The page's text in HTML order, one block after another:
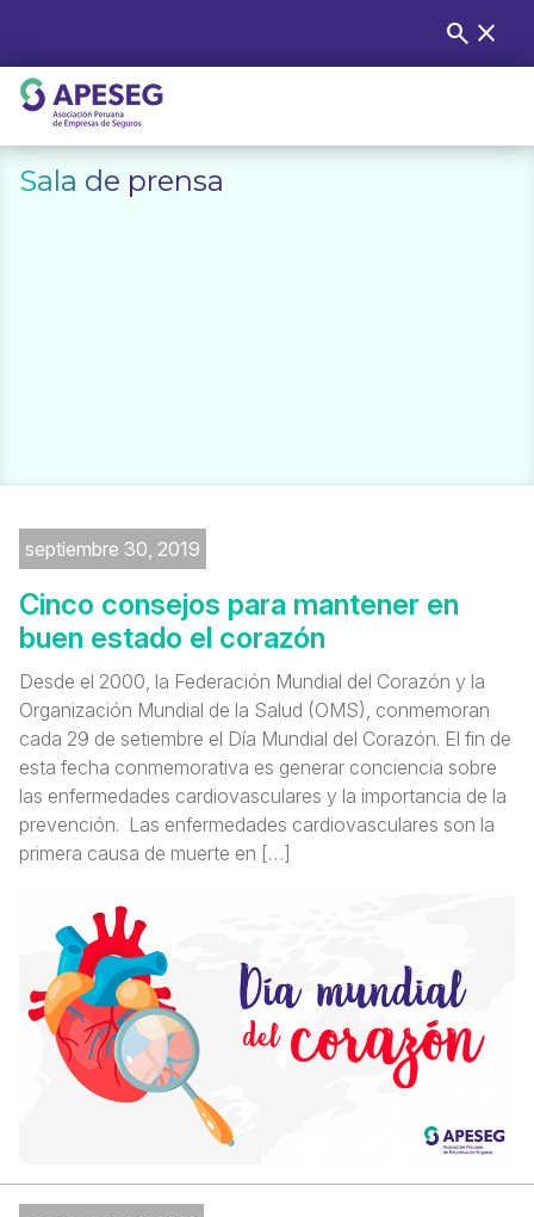
content
Buscar:
search close
APESEG
Sala de prensa
septiembre 30, 2019
Cinco consejos para mantener en
buen estado el corazón
Desde el 2000, la Federación Mundial del Corazón y la
Organización Mundial de la Salud (OMS), conmemoran
cada 29 de setiembre el Día Mundial del Corazón. El fin de
esta fecha conmemorativa es generar conciencia sobre
las enfermedades cardiovasculares y la importancia de la
prevención. Las enfermedades cardiovasculares son la
primera causa de muerte en […]